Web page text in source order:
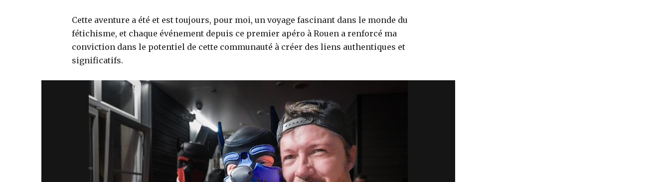
Cette aventure a été et est toujours, pour moi, un voyage fascinant dans le monde du
fétichisme, et chaque événement depuis ce premier apéro à Rouen a renforcé ma
conviction dans le potentiel de cette communauté à créer des liens authentiques et
significatifs.